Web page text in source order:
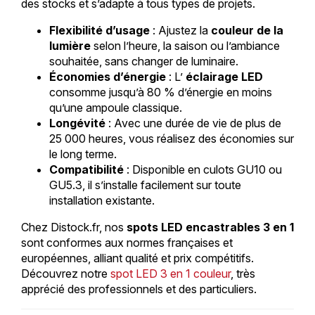
des stocks et s’adapte à tous types de projets.
Flexibilité d’usage : Ajustez la couleur de la
lumière selon l’heure, la saison ou l’ambiance
souhaitée, sans changer de luminaire.
Économies d’énergie : L’ éclairage LED
consomme jusqu’à 80 % d’énergie en moins
qu’une ampoule classique.
Longévité : Avec une durée de vie de plus de
25 000 heures, vous réalisez des économies sur
le long terme.
Compatibilité : Disponible en culots GU10 ou
GU5.3, il s’installe facilement sur toute
installation existante.
Chez Distock.fr, nos spots LED encastrables 3 en 1
sont conformes aux normes françaises et
européennes, alliant qualité et prix compétitifs.
Découvrez notre spot LED 3 en 1 couleur, très
apprécié des professionnels et des particuliers.